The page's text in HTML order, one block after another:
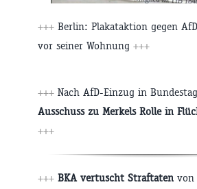
+++ Berlin: Plakataktion gegen
vor seiner Wohnung +++
+++ Nach AfD-Einzug in
Ausschuss zu Merkels Rolle in
+++
+++ BKA vertuscht Straftaten von